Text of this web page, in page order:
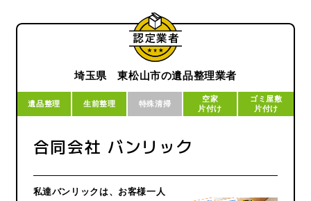
埼玉県 東松山市の遺品整理業者
遺品整理 生前整理 特殊清掃
空家
片付け
ゴミ屋敷
片付け
合同会社 バンリック
私達バンリックは、お客様一人